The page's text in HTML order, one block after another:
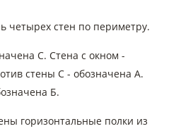
четырех стен по периметру.
С. Стена с окном -
стены С - обозначена А.
Б.
горизонтальные полки из